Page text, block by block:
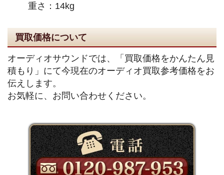
重さ：14kg
買取価格について
オーディオサウンドでは、「買取価格をかんたん見
積もり」にて今現在のオーディオ買取参考価格をお
伝えします。
お気軽に、お問い合わせください。